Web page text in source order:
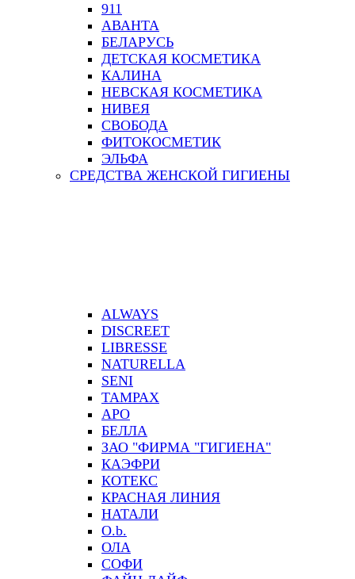
911
АВАНТА
БЕЛАРУСЬ
ДЕТСКАЯ КОСМЕТИКА
КАЛИНА
НЕВСКАЯ КОСМЕТИКА
НИВЕЯ
СВОБОДА
ФИТОКОСМЕТИК
ЭЛЬФА
СРЕДСТВА ЖЕНСКОЙ ГИГИЕНЫ
ALWAYS
DISCREET
LIBRESSE
NATURELLA
SENI
TAMPAX
АРО
БЕЛЛА
ЗАО "ФИРМА "ГИГИЕНА"
КАЭФРИ
КОТЕКС
КРАСНАЯ ЛИНИЯ
НАТАЛИ
О.b.
ОЛА
СОФИ